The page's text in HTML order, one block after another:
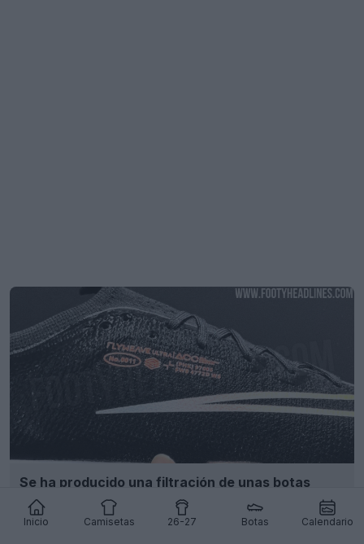
Inicio Camisetas 26-27 Botas Calendario
Se ha producido una filtración de unas botas
especiales Nike Mercurial 26-27
FILTRACIÓN 6 1.6K